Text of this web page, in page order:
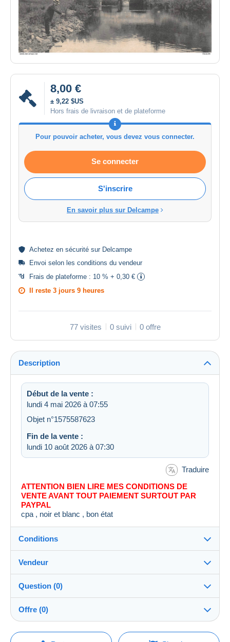
8,00 €
± 9,22 $US
Hors frais de livraison et de plateforme
Pour pouvoir acheter, vous devez vous connecter.
Se connecter
S'inscrire
En savoir plus sur Delcampe
Achetez en sécurité sur Delcampe
Envoi selon les conditions du vendeur
Frais de plateforme : 10 % + 0,30 €
Il reste 3 jours 9 heures
77 visites 0 suivi 0 offre
Description
Début de la vente :
lundi 4 mai 2026 à 07:55
Objet n°1575587623
Fin de la vente :
lundi 10 août 2026 à 07:30
Traduire
ATTENTION BIEN LIRE MES CONDITIONS DE
VENTE AVANT TOUT PAIEMENT SURTOUT PAR
PAYPAL
cpa , noir et blanc , bon état
Conditions
Destination :
Voir la liste des pays
Expédition :
Envoi après paiement
A charge de l'acheteur
Vendeur
theau44100%(60783x)
Boutique
Question (0)
Offre (0)
La vente sera prolongée d'une minute si une offre est